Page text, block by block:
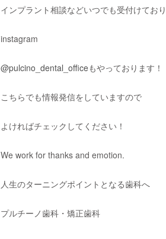
インプラント相談などいつでも受付けており
instagram
@pulcino_dental_officeもやっております！
こちらでも情報発信をしていますので
よければチェックしてください！
We work for thanks and emotion.
人生のターニングポイントとなる歯科へ
プルチーノ歯科・矯正歯科